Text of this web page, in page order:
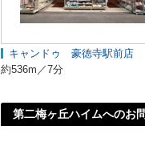
キャンドゥ 豪徳寺駅前店
約536m／7分
第二梅ヶ丘ハイムへのお